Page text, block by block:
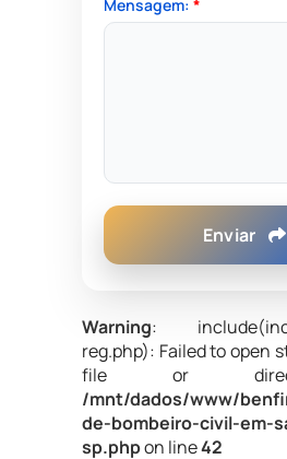
Mensagem: *
Enviar
Warning:
reg.php): Failed to open
file or
/mnt/dados/www/
de-bombeiro-civil-em-
sp.phpon line42